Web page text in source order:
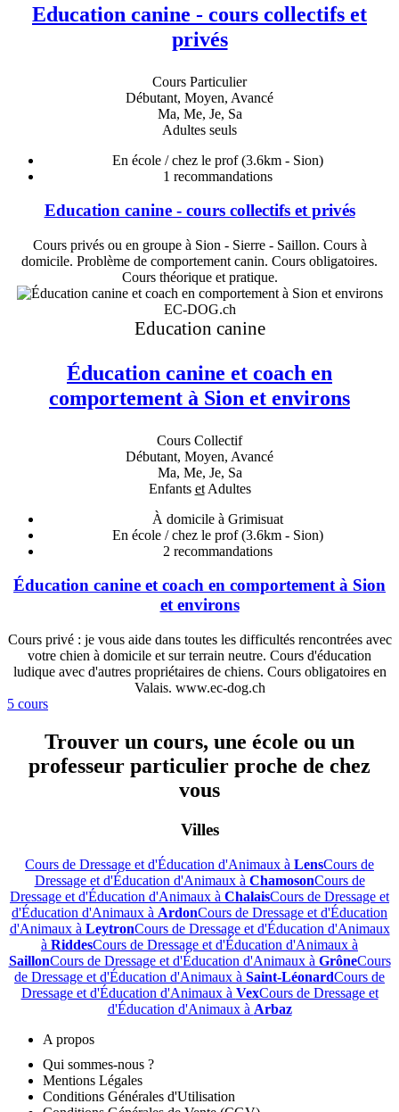
Education canine - cours collectifs et
privés
Cours Particulier
Débutant, Moyen, Avancé
Ma, Me, Je, Sa
Adultes seuls
En école / chez le prof(3.6km - Sion)
1 recommandations
Education canine - cours collectifs et privés
Cours privés ou en groupe à Sion - Sierre - Saillon. Cours à
domicile. Problème de comportement canin. Cours obligatoires.
Cours théorique et pratique.
EC-DOG.ch
Education canine
Éducation canine et coach en
comportement à Sion et environs
Cours Collectif
Débutant, Moyen, Avancé
Ma, Me, Je, Sa
Enfants etAdultes
À domicile à Grimisuat
En école / chez le prof(3.6km - Sion)
2 recommandations
Éducation canine et coach en comportement à Sion
et environs
Cours privé : je vous aide dans toutes les difficultés rencontrées avec
votre chien à domicile et sur terrain neutre. Cours d'éducation
ludique avec d'autres propriétaires de chiens. Cours obligatoires en
Valais. www.ec-dog.ch
5 cours
Trouver un cours, une école ou un
professeur particulier proche de chez
vous
Villes
Cours de Dressage et d'Éducation d'Animaux à LensCours de
Dressage et d'Éducation d'Animaux à ChamosonCours de
Dressage et d'Éducation d'Animaux à ChalaisCours de Dressage et
d'Éducation d'Animaux à ArdonCours de Dressage et d'Éducation
d'Animaux à LeytronCours de Dressage et d'Éducation d'Animaux
à RiddesCours de Dressage et d'Éducation d'Animaux à
SaillonCours de Dressage et d'Éducation d'Animaux à GrôneCours
de Dressage et d'Éducation d'Animaux à Saint-LéonardCours de
Dressage et d'Éducation d'Animaux à VexCours de Dressage et
d'Éducation d'Animaux à Arbaz
A propos
Qui sommes-nous ?
Mentions Légales
Conditions Générales d'Utilisation